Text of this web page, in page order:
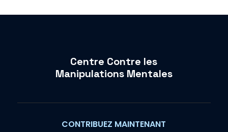
Centre Contre les
Manipulations Mentales
CONTRIBUEZ MAINTENANT